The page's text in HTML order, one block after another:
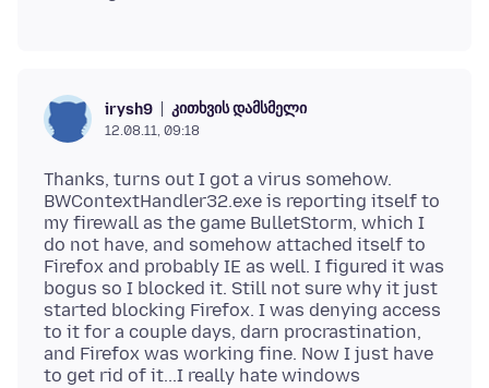
irysh9 კითხვის დამსმელი
12.08.11, 09:18
Thanks, turns out I got a virus somehow.
BWContextHandler32.exe is reporting itself to
my firewall as the game BulletStorm, which I
do not have, and somehow attached itself to
Firefox and probably IE as well. I figured it was
bogus so I blocked it. Still not sure why it just
started blocking Firefox. I was denying access
to it for a couple days, darn procrastination,
and Firefox was working fine. Now I just have
to get rid of it...I really hate windows